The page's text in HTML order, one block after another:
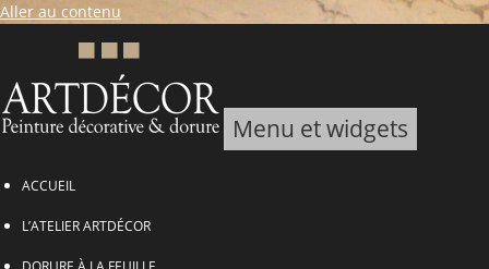
Aller au contenu
Menu et widgets
ACCUEIL
L’ATELIER ARTDÉCOR
DORURE À LA FEUILLE